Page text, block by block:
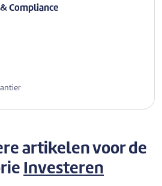
Compliance
artikelen voor de
Investeren